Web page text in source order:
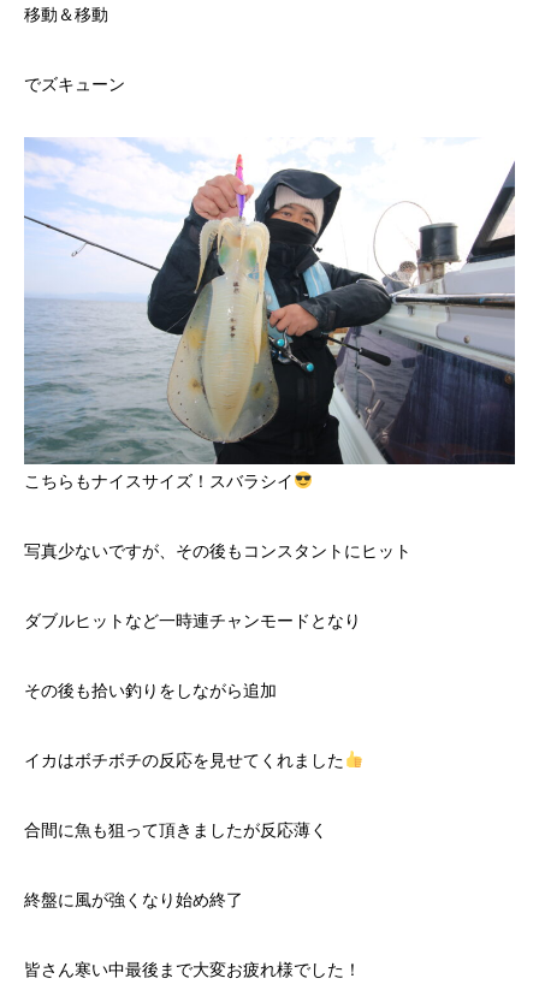
移動＆移動
でズキューン
こちらもナイスサイズ！スバラシイ
写真少ないですが、その後もコンスタントにヒット
ダブルヒットなど一時連チャンモードとなり
その後も拾い釣りをしながら追加
イカはボチボチの反応を見せてくれました
合間に魚も狙って頂きましたが反応薄く
終盤に風が強くなり始め終了
皆さん寒い中最後まで大変お疲れ様でした！